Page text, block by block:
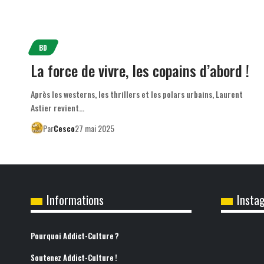
BD
La force de vivre, les copains d’abord !
Après les westerns, les thrillers et les polars urbains, Laurent
Astier revient…
ParCesco27 mai 2025
Informations
Pourquoi Addict-Culture ?
Soutenez Addict-Culture !